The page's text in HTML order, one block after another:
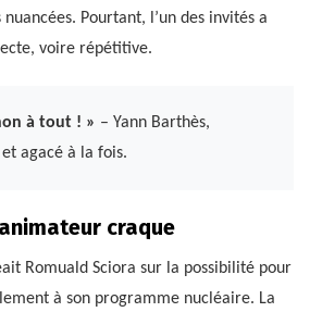
Pourtant, l’un des invités a
voire répétitive.
à tout ! » – Yann Barthès,
agacé à la fois.
craque
Romuald Sciora sur la possibilité pour
à son programme nucléaire. La